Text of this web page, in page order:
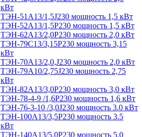
кВт
ТЭН-51А13/1,5J230 мощность 1,5 кВт
ТЭН-52А13/1,5Р230 мощность 1,5 кВт
ТЭН-62А13/2,0Р230 мощность 2,0 кВт
ТЭН-79С13/3,15Р230 мощность 3,15
кВт
ТЭН-70А13/2,0,J230 мощность 2,0 кВт
ТЭН-79А10/2,75J230 мощность 2,75
кВт
ТЭН-82А13/3,0Р230 мощность 3,0 кВт
ТЭН-78-4-9 /1,6P230 мощность 1,6 кВт
ТЭН-76-3-10 /3,0J230 мощность 3.0 кВт
ТЭН-100А13/3,5Р230 мощность 3.5
кВт
ТЭН-140А13/5,0Р230 мощность 5.0